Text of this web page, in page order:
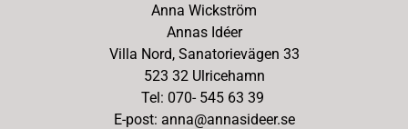
Anna Wickström
Annas Idéer
Villa Nord, Sanatorievägen 33
523 32 Ulricehamn
Tel: 070- 545 63 39
E-post: anna@annasideer.se